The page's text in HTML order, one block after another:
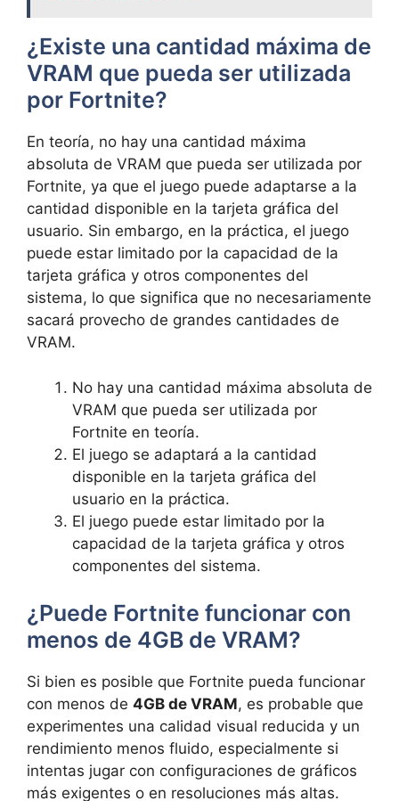
¿Existe una cantidad máxima de
VRAM que pueda ser utilizada
por Fortnite?
En teoría, no hay una cantidad máxima
absoluta de VRAM que pueda ser utilizada por
Fortnite, ya que el juego puede adaptarse a la
cantidad disponible en la tarjeta gráfica del
usuario. Sin embargo, en la práctica, el juego
puede estar limitado por la capacidad de la
tarjeta gráfica y otros componentes del
sistema, lo que significa que no necesariamente
sacará provecho de grandes cantidades de
VRAM.
No hay una cantidad máxima absoluta de
VRAM que pueda ser utilizada por
Fortnite en teoría.
El juego se adaptará a la cantidad
disponible en la tarjeta gráfica del
usuario en la práctica.
El juego puede estar limitado por la
capacidad de la tarjeta gráfica y otros
componentes del sistema.
¿Puede Fortnite funcionar con
menos de 4GB de VRAM?
Si bien es posible que Fortnite pueda funcionar
con menos de 4GB de VRAM, es probable que
experimentes una calidad visual reducida y un
rendimiento menos fluido, especialmente si
intentas jugar con configuraciones de gráficos
más exigentes o en resoluciones más altas.